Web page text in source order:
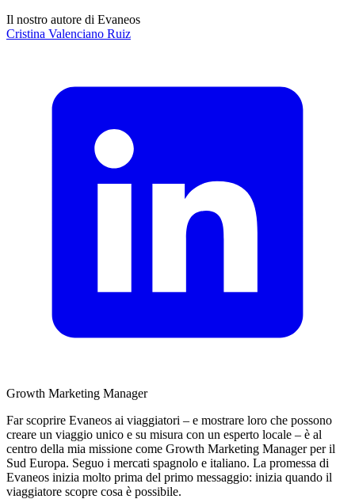
Il nostro autore di Evaneos
Cristina Valenciano Ruiz
Growth Marketing Manager
Far scoprire Evaneos ai viaggiatori – e mostrare loro che possono
creare un viaggio unico e su misura con un esperto locale – è al
centro della mia missione come Growth Marketing Manager per il
Sud Europa. Seguo i mercati spagnolo e italiano. La promessa di
Evaneos inizia molto prima del primo messaggio: inizia quando il
viaggiatore scopre cosa è possibile.